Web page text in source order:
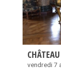
vendredi 7